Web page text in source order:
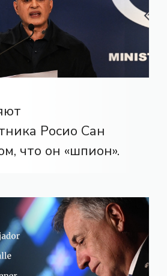
Росио Сан
что он «шпион».